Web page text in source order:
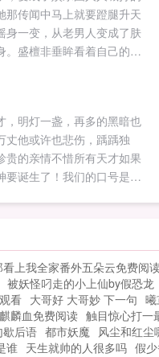
那传闻中马上就要蹬腿升天
身一变，从老男人变成了肤
。盛檀非垂眸看着自己的蠢
，我不是情节虚构，请勿
，明灯一盏，再多的黑暗也
丈他或许也悲伤，踽踽独
贵的亲情不惜所有天才如果
要诞生了！我们的口号是，
看上我全家番外五朵云免费阅
被妖怪叼走的小上仙by假恐龙
看 大哥好 大哥妙 下一句
麟血免费阅读 触目惊心打一
后语 都市妖魔 风尘和红尘
谁 天生就帅的人很多吗 假